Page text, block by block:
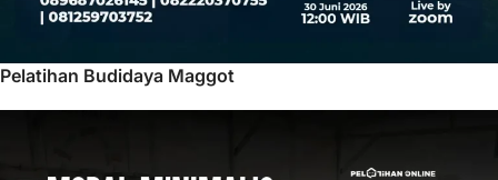
Pelatihan Budidaya Maggot